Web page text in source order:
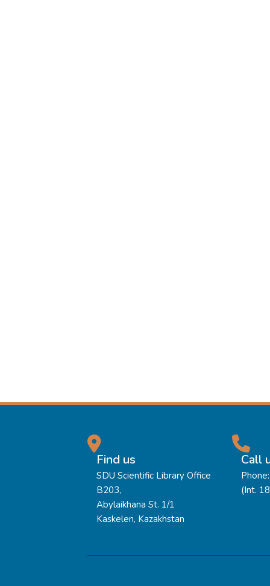
Find us
SDU Scientific Library Office
B203,
Abylaikhana St. 1/1
Kaskelen, Kazakhstan
Call
(Int.